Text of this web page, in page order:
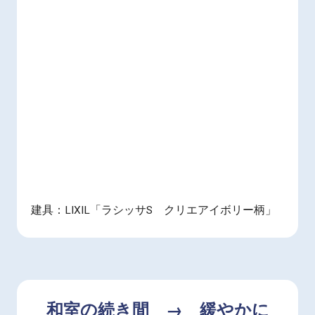
建具：LIXIL「ラシッサS クリエアイボリー柄」
和室の続き間 → 緩やかに